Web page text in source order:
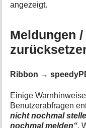
angezeigt.
Meldungen
Ribbon →
Einige
Benutzerabfragen
nicht nochmal
nochmal melden“.